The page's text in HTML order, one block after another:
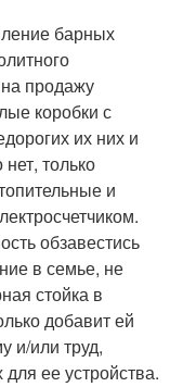
барных
на продажу
коробки с
их них и
только
и
обзавестись
в семье, не
стойка в
добавит ей
и/или труд,
ее устройства.